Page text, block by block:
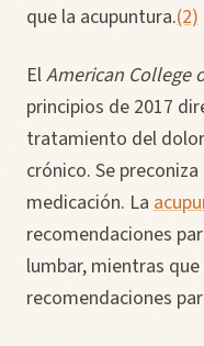
que la acupuntura.(2)
ElAmerican College
principios de 2017
tratamiento del
crónico. Se
medicación. La
recomendaciones
lumbar, mientras
recomendaciones